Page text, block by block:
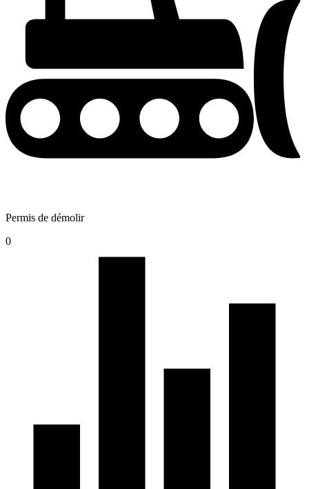
Permis de démolir
0